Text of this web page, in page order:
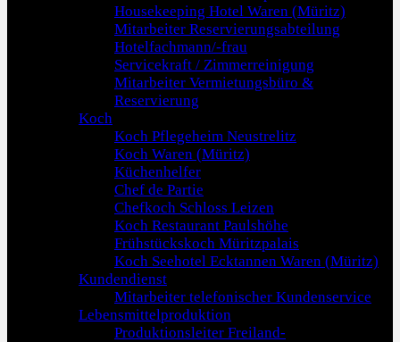
Housekeeping Hotel Waren (Müritz)
Mitarbeiter Reservierungsabteilung
Hotelfachmann/-frau
Servicekraft / Zimmerreinigung
Mitarbeiter Vermietungsbüro &
Reservierung
Koch
Koch Pflegeheim Neustrelitz
Koch Waren (Müritz)
Küchenhelfer
Chef de Partie
Chefkoch Schloss Leizen
Koch Restaurant Paulshöhe
Frühstückskoch Müritzpalais
Koch Seehotel Ecktannen Waren (Müritz)
Kundendienst
Mitarbeiter telefonischer Kundenservice
Lebensmittelproduktion
Produktionsleiter Freiland-